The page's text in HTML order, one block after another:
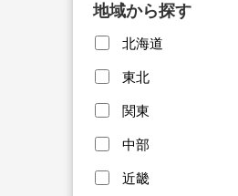
地域から探す
北海道
東北
関東
中部
近畿